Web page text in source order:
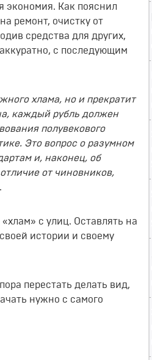
экономия. Как пояснил
ремонт, очистку от
средства для других,
с последующим
хлама, но и прекратит
каждый рубль должен
полувекового
Это вопрос о разумном
и, наконец, об
от чиновников,
с улиц. Оставлять на
истории и своему
перестать делать вид,
нужно с самого